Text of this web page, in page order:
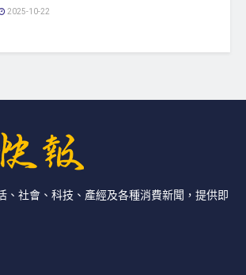
2025-10-22
、社會、科技、產經及各種消費新聞，提供即